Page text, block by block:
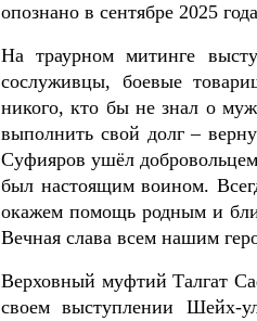
опознано в сентябре 2025
На траурном митинге
сослуживцы, боевые
никого, кто бы не знал о
выполнить свой долг –
Суфияров ушёл
был настоящим воином.
окажем помощь родным и
Вечная слава всем нашим
Верховный муфтий Талгат
своем выступлении Шейх-